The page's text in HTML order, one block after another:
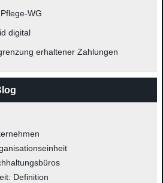
WG
digital
erhaltener Zahlungen
Definition